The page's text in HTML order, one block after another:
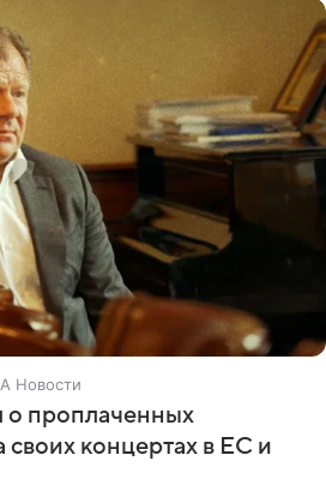
Новости
о проплаченных
концертах в ЕС и